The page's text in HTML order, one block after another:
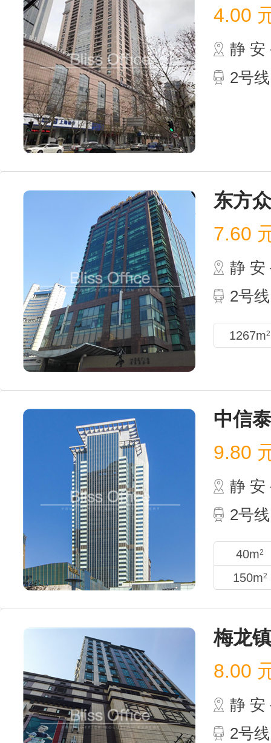
4.00
静 安
2号
东方
7.60
静 安
2号
1267m2
中信
9.80
静 安
2号
40m2
150m2
梅龙
8.00
静 安
2号